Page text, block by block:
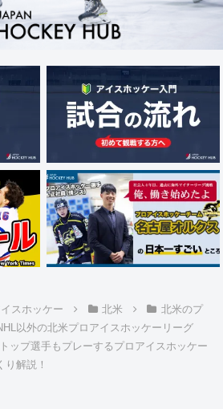
スホッケー 北米
北米のプ
以外の北米プロアイスホッケーリーグ
ップ選手もプレーするプロアイスホッケー
り解説！